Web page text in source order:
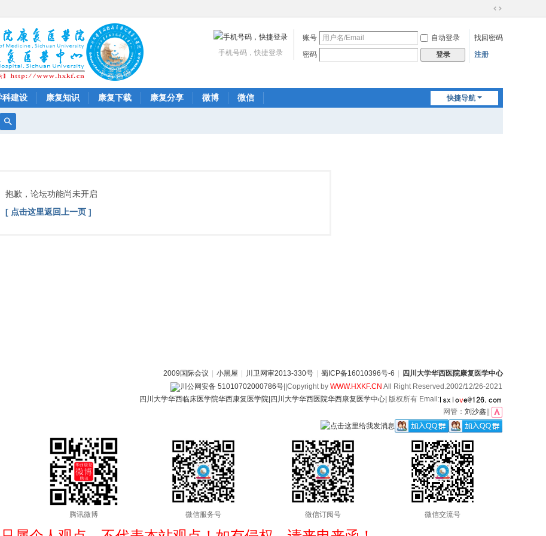
切
到
账号 自动登录
找回密码
密码
登录 注册
手机号码，快捷登录
快捷导航
科建设 康复知识 康复下载 康复分享 微博 微信
抱歉，论坛功能尚未开启
[ 点击这里返回上一页 ]
2009国际会议 小黑屋 川卫网审2013-330号 蜀ICP备16010396号-6 四川大学华西医院康复医学中心
川公网安备 51010702000786号 ||Copyright by WWW.HXKF.CN All Right Reserved.2002/12/26-2021
四川大学华西临床医学院华西康复医学院|四川大学华西医院华西康复医学中心| 版权所有 Email:
网管： 刘沙鑫
腾讯微博 微信服务号 微信订阅号 微信交流号